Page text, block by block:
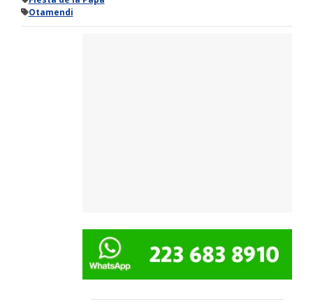
Otamendi